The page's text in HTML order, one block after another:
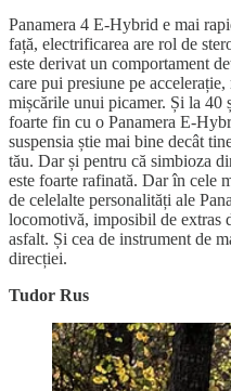
Panamera 4 E-Hybrid e mai
față, electrificarea are rol de
este derivat un comportament
care pui presiune pe
mișcările unui picamer. Și la 40
foarte fin cu o Panamera E-
suspensia știe mai bine decât
tău. Dar și pentru că simbioza
este foarte rafinată. Dar în cele
de celelalte personalități ale
locomotivă, imposibil de extras
asfalt. Și cea de instrument de
direcției.
Tudor Rus